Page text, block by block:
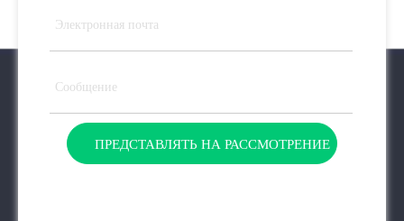
ПРЕДСТАВЛЯТЬ НА РАССМОТРЕНИЕ